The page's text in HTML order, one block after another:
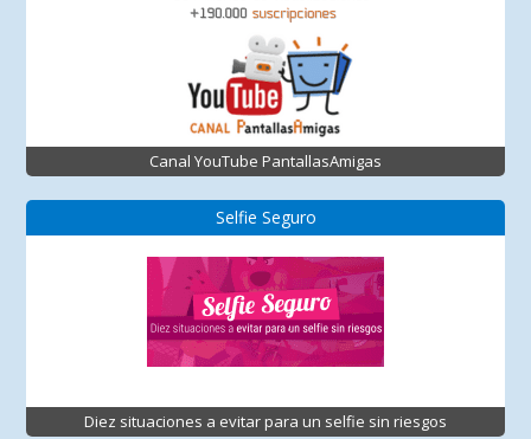
Canal YouTube PantallasAmigas
Selfie Seguro
Diez situaciones a evitar para un selfie sin riesgos